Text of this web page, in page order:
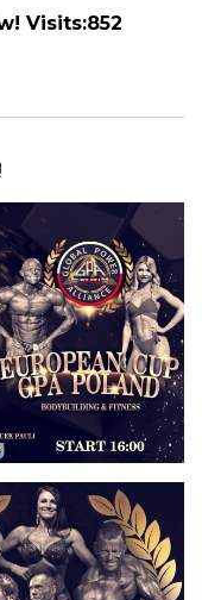
Visits:852